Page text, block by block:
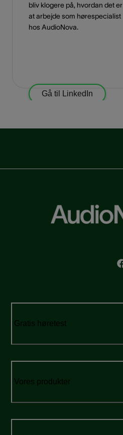
bliv klogere på, hvordan det er
at arbejde som hørespecialist
hos AudioNova.
Gå til LinkedIn
Gratis høretest
Vores produkter